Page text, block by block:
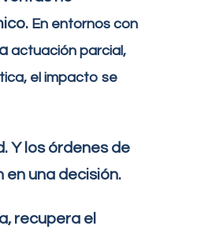
En entornos con
actuación parcial,
el impacto se
Y los órdenes de
una decisión.
recupera el